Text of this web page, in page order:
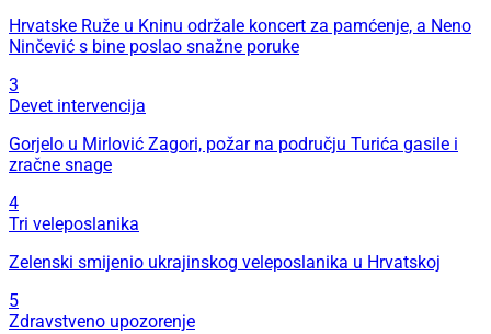
Hrvatske Ruže u Kninu održale koncert za pamćenje, a Neno
Ninčević s bine poslao snažne poruke
3
Devet intervencija
Gorjelo u Mirlović Zagori, požar na području Turića gasile i
zračne snage
4
Tri veleposlanika
Zelenski smijenio ukrajinskog veleposlanika u Hrvatskoj
5
Zdravstveno upozorenje